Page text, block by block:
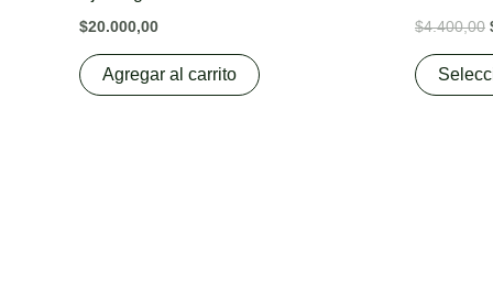
$20.000,00
Agregar al carrito
$4.400,00